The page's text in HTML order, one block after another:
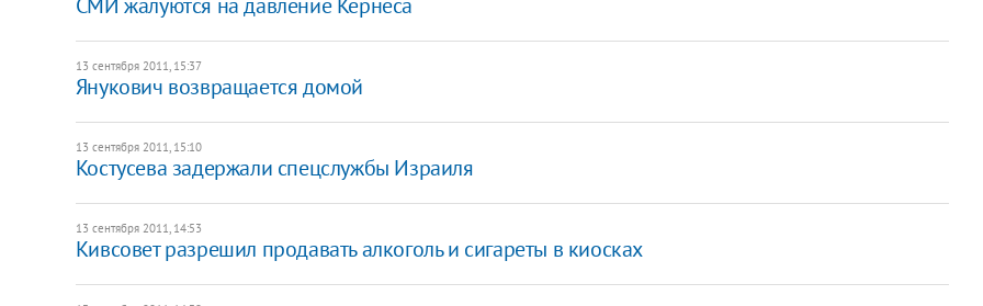
13 сентября 2011, 15:37
Янукович возвращается домой
13 сентября 2011, 15:10
Костусева задержали спецслужбы Израиля
13 сентября 2011, 14:53
Кивсовет разрешил продавать алкоголь и сигареты в киосках